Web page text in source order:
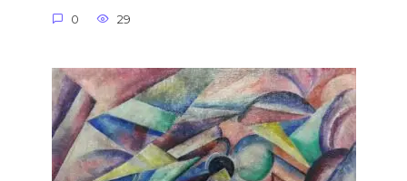
0 29